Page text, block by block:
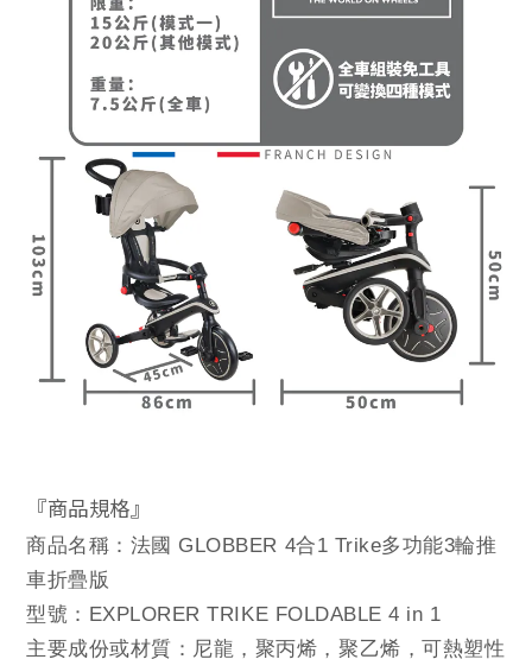
『商品規格』
商品名稱：法國 GLOBBER 4合1 Trike多功能3輪推
車折疊版
型號：EXPLORER TRIKE FOLDABLE 4 in 1
主要成份或材質：尼龍，聚丙烯，聚乙烯，可熱塑性